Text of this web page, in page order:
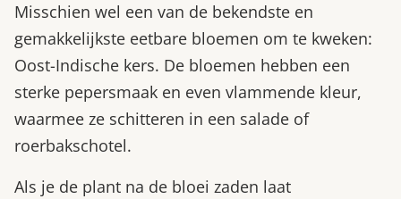
Misschien wel een van de bekendste en
gemakkelijkste eetbare bloemen om te kweken:
Oost-Indische kers. De bloemen hebben een
sterke pepersmaak en even vlammende kleur,
waarmee ze schitteren in een salade of
roerbakschotel.
Als je de plant na de bloei zaden laat